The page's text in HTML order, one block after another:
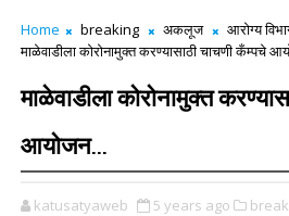
Home breaking अकलूज आरोग्य
माळेवाडीला कोरोनामुक्त करण्यासाठी चाचणी कँम्पचे
माळेवाडीला कोरोनामुक्त
आयोजन...
katusatyaweb 5 years ago